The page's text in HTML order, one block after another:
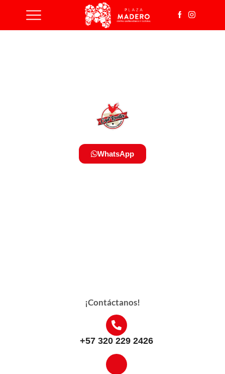
WhatsApp
¡Contáctanos!
+57 320 229 2426